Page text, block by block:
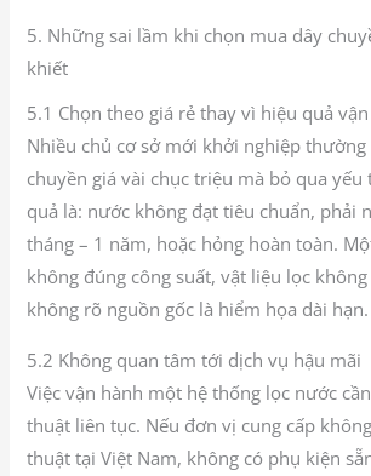
5. Những sai lầm khi chọn mua dây
khiết
5.1 Chọn theo giá rẻ thay vì hiệu quả
Nhiều chủ cơ sở mới khởi nghiệp thường
chuyền giá vài chục triệu mà bỏ qua yếu
quả là: nước không đạt tiêu chuẩn, phải
tháng – 1 năm, hoặc hỏng hoàn toàn.
không đúng công suất, vật liệu lọc
không rõ nguồn gốc là hiểm họa dài hạn.
5.2 Không quan tâm tới dịch vụ hậu mãi
Việc vận hành một hệ thống lọc nước
thuật liên tục. Nếu đơn vị cung cấp
thuật tại Việt Nam, không có phụ kiện